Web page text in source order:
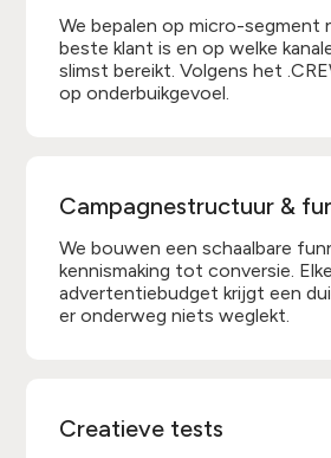
We bepalen op micro-segment
beste klant is en op welke
slimst bereikt. Volgens het
op onderbuikgevoel.
Campagnestructuur &
We bouwen een schaalbare
kennismaking tot conversie.
advertentiebudget krijgt een
er onderweg niets weglekt.
Creatieve tests